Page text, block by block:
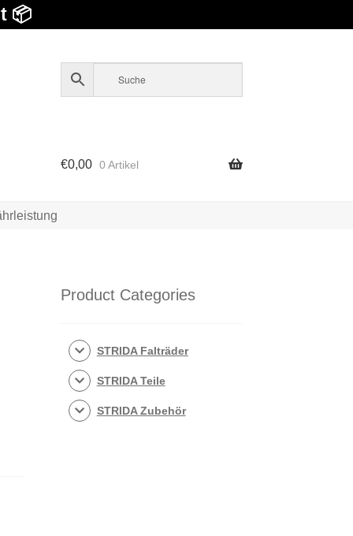
📦
€0,00 0 Artikel
Product Categories
STRIDA Falträder
STRIDA Teile
STRIDA Zubehör